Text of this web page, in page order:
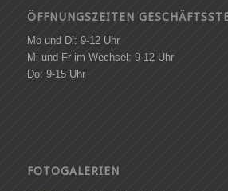
ÖFFNUNGSZEITEN
Mo und Di: 9-12 Uhr
Mi und Fr im Wechsel: 9-12 Uhr
Do: 9-15 Uhr
FOTOGALERIEN